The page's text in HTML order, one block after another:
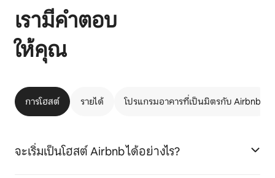
เรามีคำตอบ
ให้คุณ
การโฮสต์ รายได้ โปรแกรมอาคารที่เป็นมิตรกับ Airbnb
จะเริ่มเป็นโฮสต์ Airbnb ได้อย่างไร?